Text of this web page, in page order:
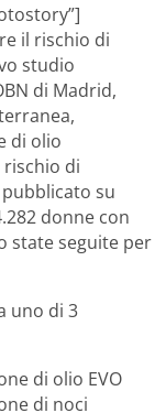
il rischio di
studio
di Madrid,
di olio
di
su
donne con
state seguite per
uno di 3
di olio EVO
di noci